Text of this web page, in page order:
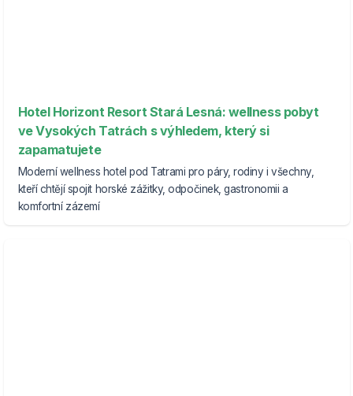
Hotel Horizont Resort Stará Lesná: wellness pobyt
ve Vysokých Tatrách s výhledem, který si
zapamatujete
Moderní wellness hotel pod Tatrami pro páry, rodiny i všechny,
kteří chtějí spojit horské zážitky, odpočinek, gastronomii a
komfortní zázemí